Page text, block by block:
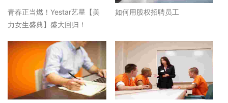
青春正当燃！Yestar艺星【美
力女生盛典】盛大回归！
如何用股权招聘员工